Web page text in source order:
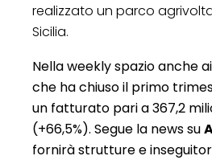
realizzato un parco
Sicilia.
Nella weekly spazio anche
che ha chiuso il primo
un fatturato pari a 367,2
(+66,5%). Segue la news su
fornirà strutture e